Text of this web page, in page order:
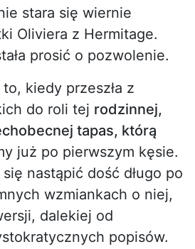
stara się wiernie
Oliviera z Hermitage.
prosić o pozwolenie.
kiedy przeszła z
do roli tej rodzinnej,
tapas, którą
już po pierwszym kęsie.
nastąpić dość długo po
wzmiankach o niej,
dalekiej od
popisów.